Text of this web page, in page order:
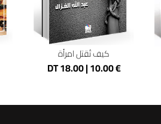
كيف تُقتل امرأة
DT 18.00 | 10.00 €